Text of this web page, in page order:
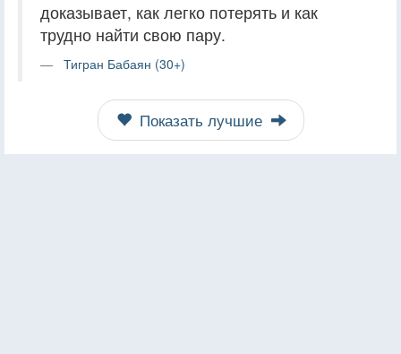
доказывает, как легко потерять и как
трудно найти свою пару.
Тигран Бабаян (30+)
Показать лучшие